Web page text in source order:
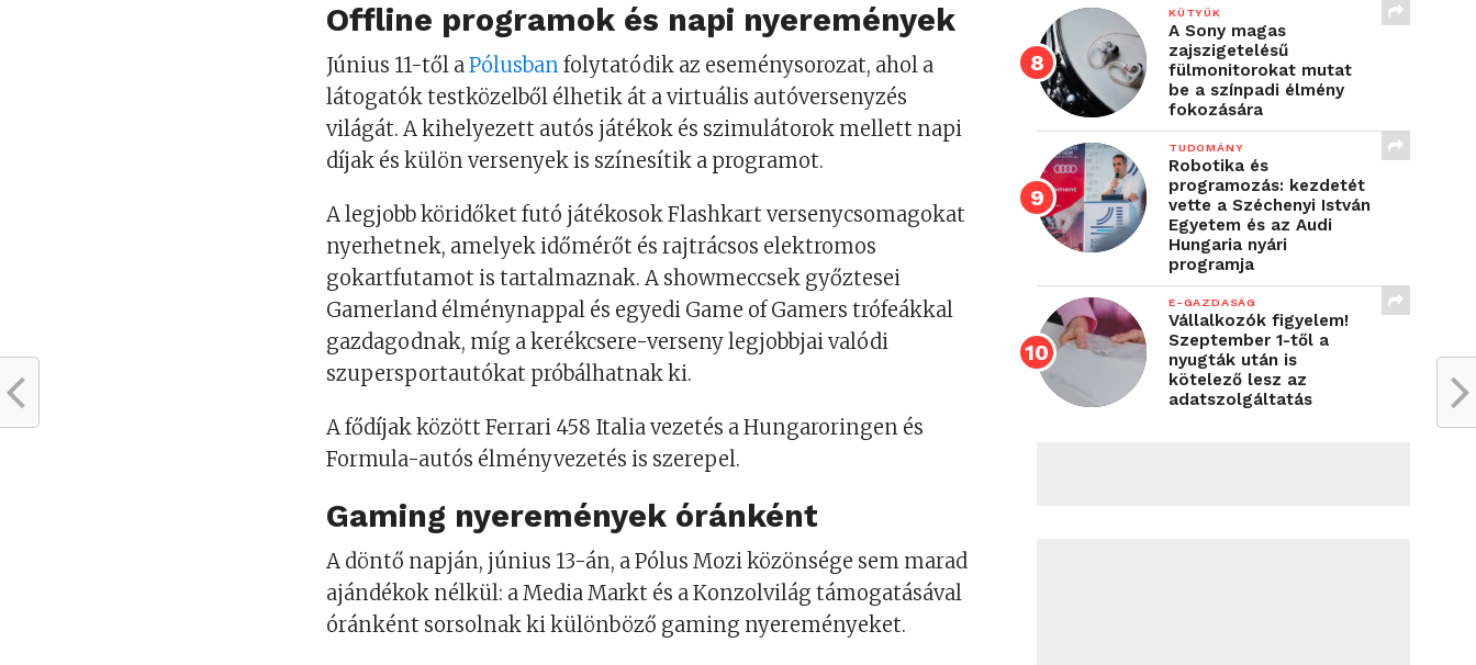
Offline programok és napi nyeremények
Június 11-től aPólusban folytatódik az eseménysorozat, ahol a
látogatók testközelből élhetik át a virtuális autóversenyzés
világát. A kihelyezett autós játékok és szimulátorok mellett napi
díjak és külön versenyek is színesítik a programot.
A legjobb köridőket futó játékosok Flashkart versenycsomagokat
nyerhetnek, amelyek időmérőt és rajtrácsos elektromos
gokartfutamot is tartalmaznak. A showmeccsek győztesei
Gamerland élménynappal és egyedi Game of Gamers trófeákkal
gazdagodnak, míg a kerékcsere-verseny legjobbjai valódi
szupersportautókat próbálhatnak ki.
A fődíjak között Ferrari 458 Italia vezetés a Hungaroringen és
Formula-autós élményvezetés is szerepel.
Gaming nyeremények óránként
A döntő napján, június 13-án, a Pólus Mozi közönsége sem marad
ajándékok nélkül: a Media Markt és a Konzolvilág támogatásával
óránként sorsolnak ki különböző gaming nyereményeket.
KÜTYÜK
A Sony magas
zajszigetelésű
fülmonitorokat mutat
be a színpadi élmény
fokozására
TUDOMÁNY
Robotika és
programozás: kezdetét
vette a Széchenyi István
Egyetem és az Audi
Hungaria nyári
programja
E-GAZDASÁG
Vállalkozók figyelem!
Szeptember 1-től a
nyugták után is
kötelező lesz az
adatszolgáltatás